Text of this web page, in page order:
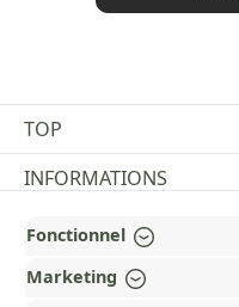
TOP
INFORMATIONS
MENTIONS LÉGALES
PAYMENT AND
Fonctionnel
Marketing